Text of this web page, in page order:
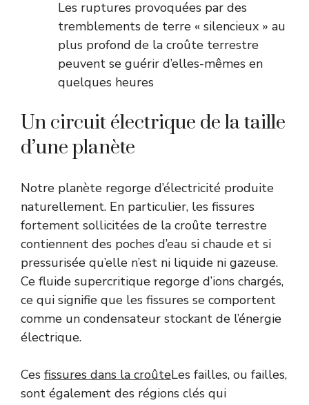
Les ruptures provoquées par des
tremblements de terre « silencieux » au
plus profond de la croûte terrestre
peuvent se guérir d’elles-mêmes en
quelques heures
Un circuit électrique de la taille
d’une planète
Notre planète regorge d’électricité produite
naturellement. En particulier, les fissures
fortement sollicitées de la croûte terrestre
contiennent des poches d’eau si chaude et si
pressurisée qu’elle n’est ni liquide ni gazeuse.
Ce fluide supercritique regorge d’ions chargés,
ce qui signifie que les fissures se comportent
comme un condensateur stockant de l’énergie
électrique.
Ces fissures dans la croûteLes failles, ou failles,
sont également des régions clés qui